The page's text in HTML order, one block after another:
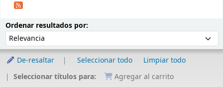
Ordenar resultados por:
De-resaltar Seleccionar todo
Limpiar todo
Seleccionar títulos para:
Agregar al carrito